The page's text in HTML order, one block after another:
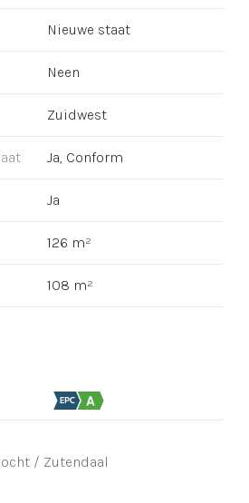
Nieuwe staat
Neen
Zuidwest
Ja, Conform
Ja
126 m²
108 m²